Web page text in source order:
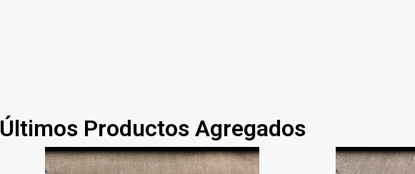
Últimos Productos Agregados